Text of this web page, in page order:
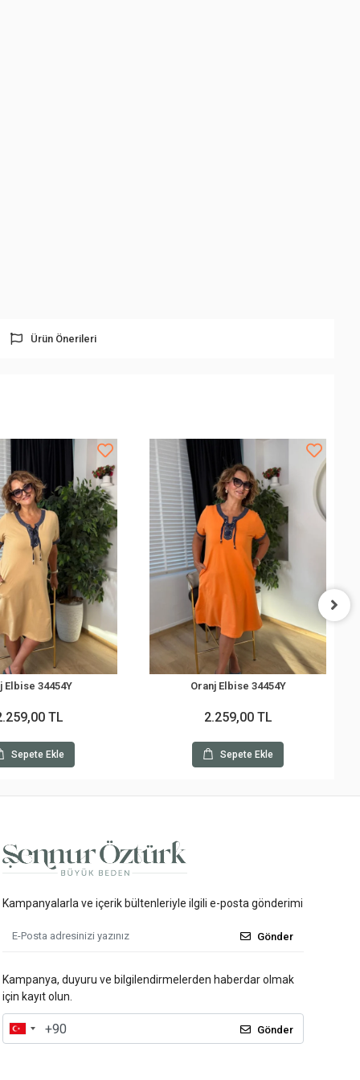
Ürün Önerileri
Elbise 34454Y
TL
Sepete Ekle
Oranj Elbise 34454Y
2.259,00 TL
Sepete Ekle
Kampanyalarla ve içerik bültenleriyle ilgili e-posta gönderimi
Gönder
Kampanya, duyuru ve bilgilendirmelerden haberdar olmak
için kayıt olun.
Gönder